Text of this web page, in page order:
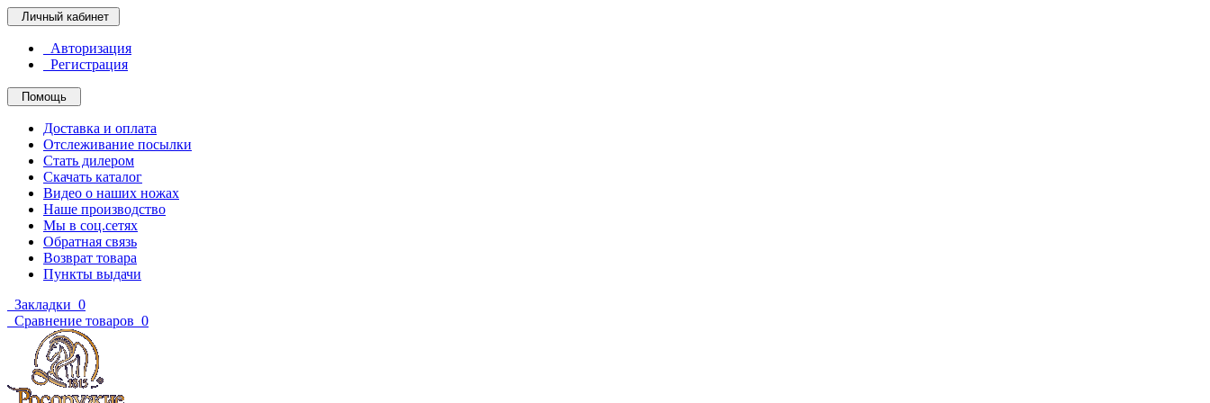
Личный кабинет
Авторизация
Регистрация
Помощь
Доставка и оплата
Отслеживание посылки
Стать дилером
Скачать каталог
Видео о наших ножах
Наше производство
Мы в соц.сетях
Обратная связь
Возврат товара
Пункты выдачи
Закладки 0
Сравнение товаров 0